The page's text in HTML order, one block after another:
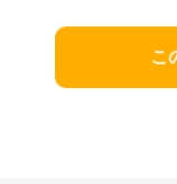
こ